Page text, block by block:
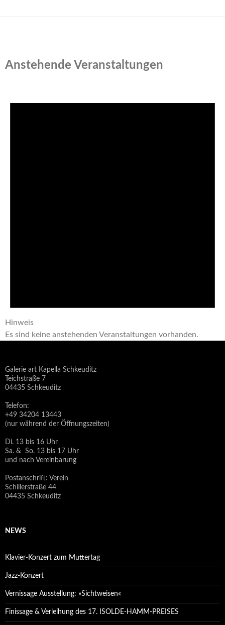
Anstehende Veranstaltungen
Hinweis
Es sind keine anstehenden Veranstaltungen vorhanden.
Galerie art Kapella Schkeuditz
Teichstraße 7
04435 Schkeuditz
Telefon:
+49 34204 13443
(nur während der Öffnungszeiten)
Di. 13 bis 16 Uhr
Sa. & So. 13 bis 17 Uhr
und nach Vereinbarung
Postanschrift: Verein
Schillerstraße 44
04435 Schkeuditz
NEWS
Klavier-Konzert zum Muttertag
Jazz-Konzert
Vernissage Ausstellung: »Sichtweisen«
Finissage & Verleihung des 17. ISOLDE-HAMM-PREISES